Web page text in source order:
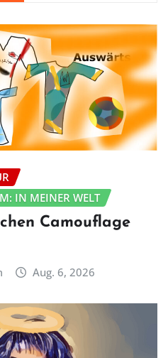
IN MEINER WELT
Camouflage
Aug. 6, 2026